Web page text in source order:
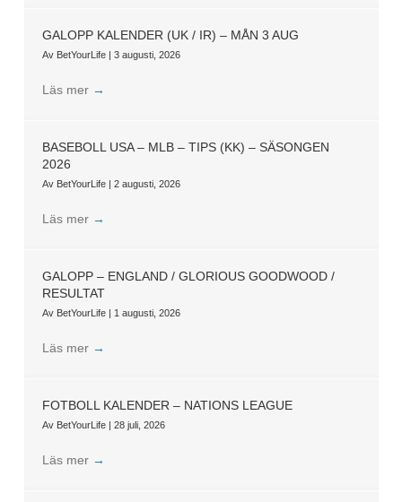
GALOPP KALENDER (UK / IR) – MÅN 3 AUG
Av BetYourLife | 3 augusti, 2026
Läs mer →
BASEBOLL USA – MLB – TIPS (KK) – SÄSONGEN
2026
Av BetYourLife | 2 augusti, 2026
Läs mer →
GALOPP – ENGLAND / GLORIOUS GOODWOOD /
RESULTAT
Av BetYourLife | 1 augusti, 2026
Läs mer →
FOTBOLL KALENDER – NATIONS LEAGUE
Av BetYourLife | 28 juli, 2026
Läs mer →